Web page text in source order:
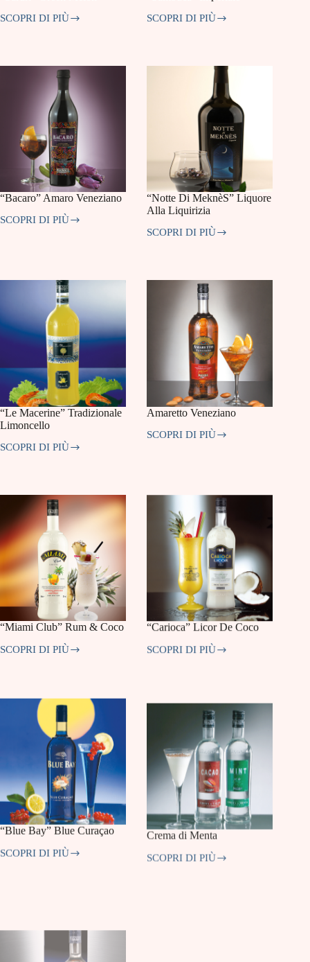
SCOPRI DI PIÙ
“Saruri”
SCOPRI DI PIÙ
“Sambuca”
“Bacaro” Amaro Veneziano
SCOPRI DI PIÙ
“Bacaro”
“Notte Di MeknèS” Liquore
Alla Liquirizia
SCOPRI DI PIÙ
“Notte
“Le Macerine” Tradizionale
Limoncello
SCOPRI DI PIÙ
“Le
Amaretto Veneziano
SCOPRI DI PIÙ
Amaretto
“Miami Club” Rum & Coco
SCOPRI DI PIÙ
“Miami
Coco
“Carioca” Licor De Coco
SCOPRI DI PIÙ
“Carioca”
“Blue Bay” Blue Curaçao
SCOPRI DI PIÙ
“Blue
Crema di Menta
SCOPRI DI PIÙ
Crema